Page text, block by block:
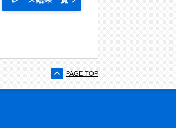
PAGE TOP